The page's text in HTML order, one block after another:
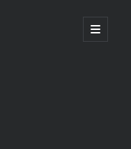
open
primary